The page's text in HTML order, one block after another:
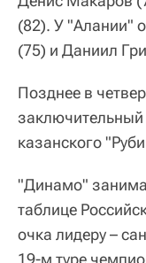
(82). У "Алании"
(75) и Даниил
Позднее в
казанского
"Динамо"
таблице
очка лидеру –
19-м туре